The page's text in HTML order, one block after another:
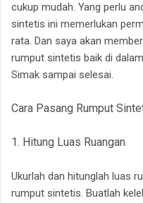
cukup mudah. Yang perlu
sintetis ini memerlukan
rata. Dan saya akan
rumput sintetis baik di
Simak sampai selesai.
Cara Pasang Rumput
1. Hitung Luas Ruangan
Ukurlah dan hitunglah luas
rumput sintetis. Buatlah